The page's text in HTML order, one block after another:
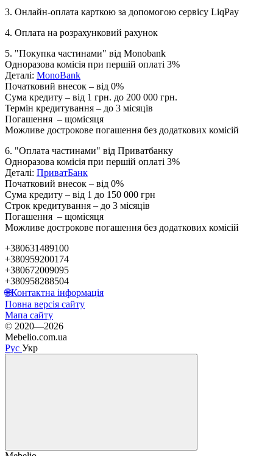
3. Онлайн-оплата карткою за допомогою сервісу LiqPay
4. Оплата на розрахунковий рахунок
5. "Покупка частинами" від Monobank
Одноразова комісія при першій оплаті 3%
Деталі: MonoBank
Початковий внесок – від 0%
Сума кредиту – від 1 грн. до 200 000 грн.
Термін кредитування – до 3 місяців
Погашення – щомісяця
Можливе дострокове погашення без додаткових комісій
6. "Оплата частинами" від Приватбанку
Одноразова комісія при першій оплаті 3%
Деталі: ПриватБанк
Початковий внесок – від 0%
Сума кредиту – від 1 до 150 000 грн
Строк кредитування – до 3 місяців
Погашення – щомісяця
Можливе дострокове погашення без додаткових комісій
+380631489100
+380959200174
+380672009095
+380958288504
🌐Контактна інформація
Повна версія сайту
Мапа сайту
© 2020—2026
Mebelio.com.ua
Рус Укр